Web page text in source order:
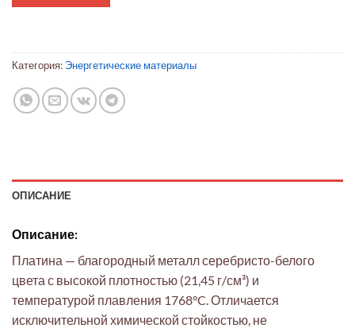
Категория: Энергетические материалы
ОПИСАНИЕ
Описание:
Платина — благородный металл серебристо-белого
цвета с высокой плотностью (21,45 г/см³) и
температурой плавления 1768°C. Отличается
исключительной химической стойкостью, не